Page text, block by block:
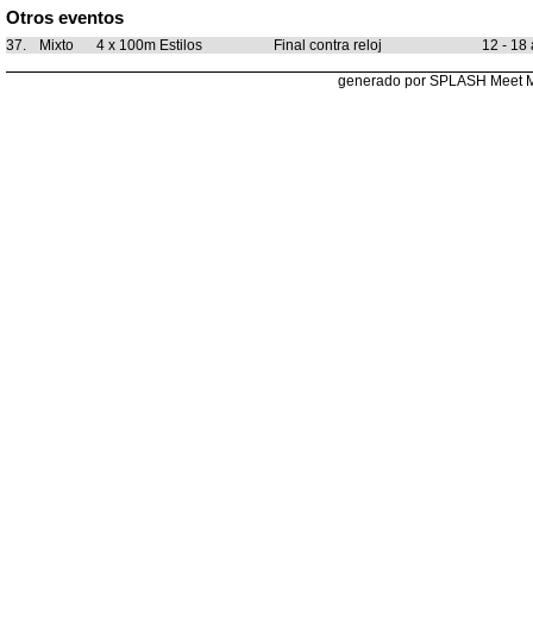
Otros eventos
37. Mixto 4 x 100m Estilos Final contra reloj 12 - 18
generado por SPLASH Meet